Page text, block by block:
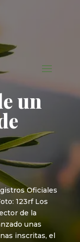
un
Oficiales
123rf Los
de la
unas
inscritas, el